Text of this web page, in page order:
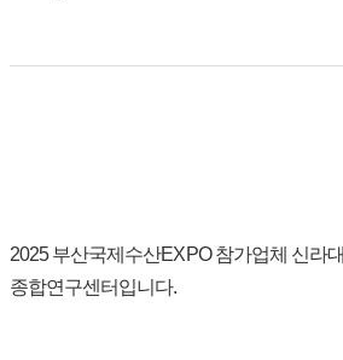
2025 부산국제수산EXPO 참가업체 신라
종합연구센터입니다.